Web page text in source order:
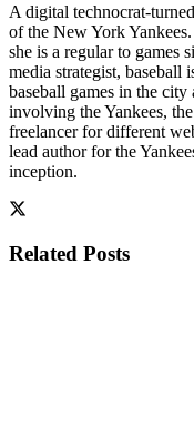
A digital technocrat-
of the New York
she is a regular to games
media strategist, baseball
baseball games in the
involving the Yankees,
freelancer for different
lead author for the
inception.
Related Posts